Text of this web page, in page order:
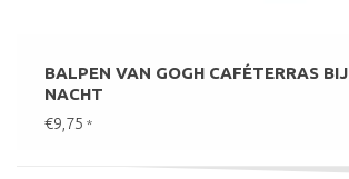
BALPEN VAN GOGH CAFÉTERRAS BIJ
NACHT
€9,75 *